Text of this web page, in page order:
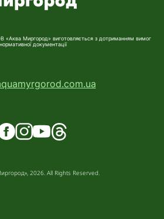
2026. All Rights Reserved.
«Аква Миргород» виготовляється з дотриманням вимог
нормативної документації